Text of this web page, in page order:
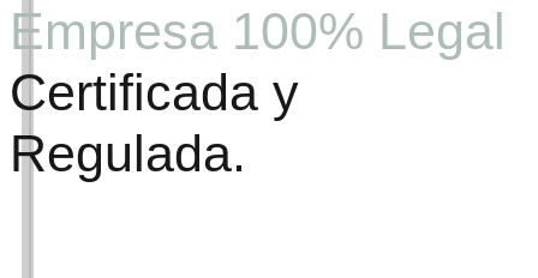
Empresa 100% Legal
Certificada y
Regulada.